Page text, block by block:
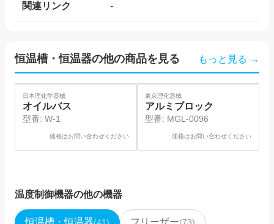
関連リンク -
恒温槽・恒温器の他の商品を見る もっと見る →
SOLD
日本理化学器械
オイルバス
型番: W-1
価格はお問い合わせください
東京理化器械
アルミブロック
型番: MGL-0096
価格はお問い合わせください
温度制御機器の他の機器